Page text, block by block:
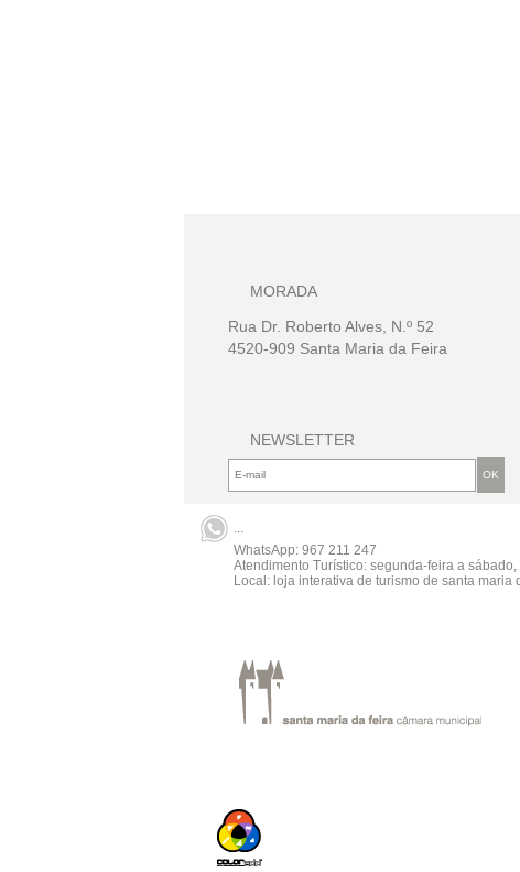
MORADA
Rua Dr. Roberto Alves, N.º 52
4520-909 Santa Maria da Feira
NEWSLETTER
WhatsApp: 967 211 247
Atendimento Turístico: segunda-feira a
Local: loja interativa de turismo de santa maria